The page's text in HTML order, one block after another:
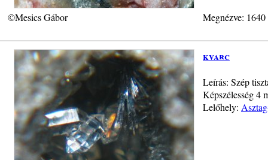
©Mesics Gábor Megnézve:
kvarc
Leírás: Szép
Képszélesség 4
Lelőhely: